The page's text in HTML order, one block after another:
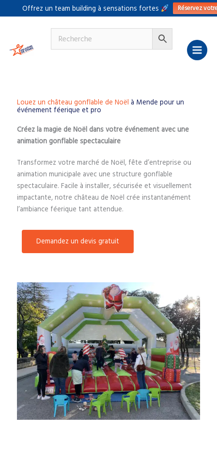
Offrez un team building à sensations fortes Réservez
au
Louez un château gonflable de Noël à Mende pour un
événement féerique et pro
Créez la magie de Noël dans votre événement avec une
animation gonflable spectaculaire
Transformez votre marché de Noël, fête d’entreprise ou
animation municipale avec une structure gonflable
spectaculaire. Facile à installer, sécurisée et visuellement
impactante, notre château de Noël crée instantanément
l’ambiance féerique tant attendue.
Demandez un devis gratuit